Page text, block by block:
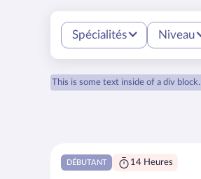
Spécialités Niveau
This is some text inside of a div block.
DÉBUTANT 14 Heures